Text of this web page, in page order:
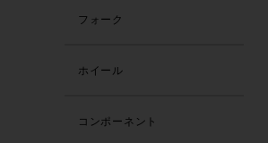
フォーク
ホイール
コンポーネント